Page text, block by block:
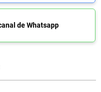
de Whatsapp